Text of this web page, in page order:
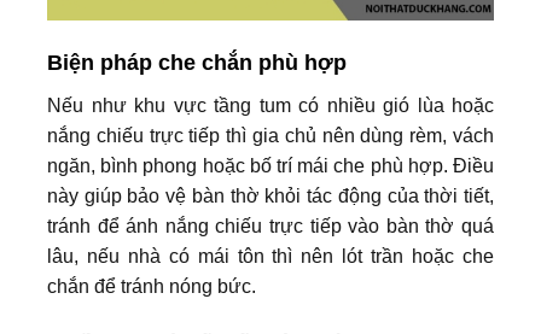
Biện pháp che chắn phù hợp
Nếu như khu vực tầng tum có nhiều gió lùa hoặc
nắng chiếu trực tiếp thì gia chủ nên dùng rèm, vách
ngăn, bình phong hoặc bố trí mái che phù hợp. Điều
này giúp bảo vệ bàn thờ khỏi tác động của thời tiết,
tránh để ánh nắng chiếu trực tiếp vào bàn thờ quá
lâu, nếu nhà có mái tôn thì nên lót trần hoặc che
chắn để tránh nóng bức.